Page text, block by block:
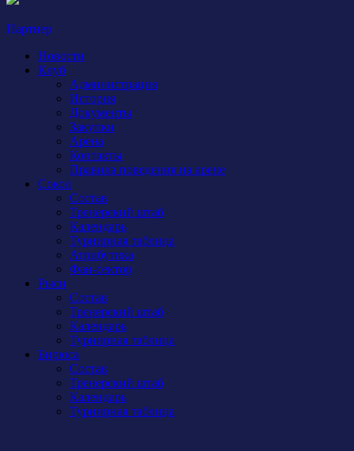
Партнер
Новости
Клуб
Администрация
История
Документы
Закупки
Арена
Контакты
Правила поведения на арене
Сокол
Состав
Тренерский штаб
Календарь
Турнирная таблица
Атрибутика
Фан-сектор
Рыси
Состав
Тренерский штаб
Календарь
Турнирная таблица
Бирюса
Состав
Тренерский штаб
Календарь
Турнирная таблица